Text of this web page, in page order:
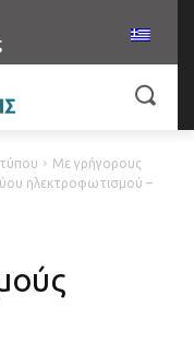
Με γρήγορους
ηλεκτροφωτισμού –